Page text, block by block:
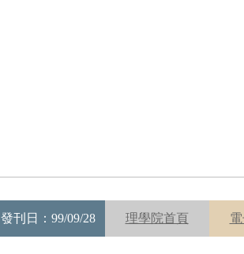
發刊日：99/09/28 理學院首頁